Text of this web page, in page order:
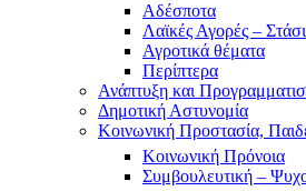
Αδέσποτα
Λαϊκές Αγορές –
Αγροτικά θέματα
Περίπτερα
Ανάπτυξη και
Δημοτική Αστυνομία
Κοινωνική Προστασία,
Κοινωνική Πρόνοια
Συμβουλευτική –